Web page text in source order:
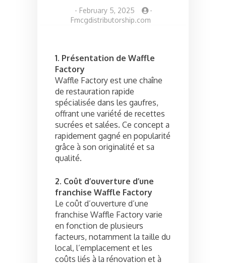
- February 5, 2025
-
Fmcgdistributorship.com
1. Présentation de Waffle
Factory
Waffle Factory est une chaîne
de restauration rapide
spécialisée dans les gaufres,
offrant une variété de recettes
sucrées et salées. Ce concept a
rapidement gagné en popularité
grâce à son originalité et sa
qualité.
2. Coût d’ouverture d’une
franchise Waffle Factory
Le coût d’ouverture d’une
franchise Waffle Factory varie
en fonction de plusieurs
facteurs, notamment la taille du
local, l’emplacement et les
coûts liés à la rénovation et à